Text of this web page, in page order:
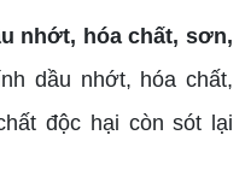
nhớt, hóa chất, sơn,
dầu nhớt, hóa chất,
độc hại còn sót lại